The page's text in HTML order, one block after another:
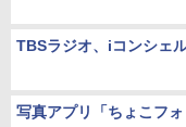
TBSラジオ、iコンシェ
写真アプリ「ちょこフ